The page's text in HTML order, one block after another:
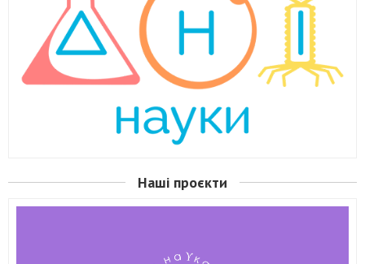
Наші проєкти